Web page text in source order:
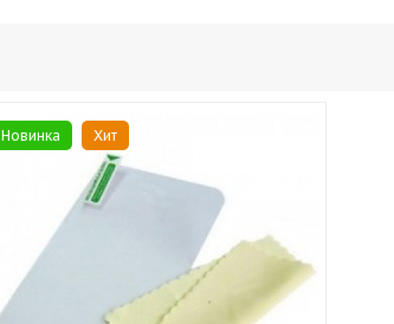
Новинка Хит